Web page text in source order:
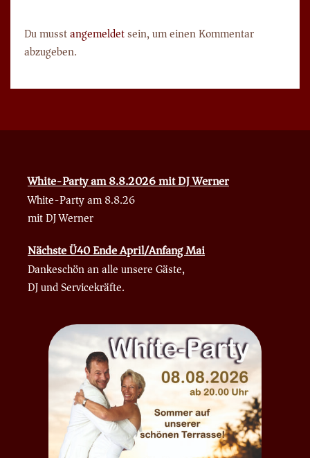
Du musstangemeldetsein, um einen Kommentar
abzugeben.
White-Party am 8.8.2026 mit DJ Werner
White-Party am 8.8.26
mit DJ Werner
Nächste Ü40 Ende April/Anfang Mai
Dankeschön an alle unsere Gäste,
DJ und Servicekräfte.
Verlosung
Immer am Freitag
werden zwei Verlosungen
durchgeführt. Die Preise
sind z. B. 1xfreier Eintritt,
oder ein kleines Getränk.
Schaut’s vorbei,
mia gfrein uns. 🙂